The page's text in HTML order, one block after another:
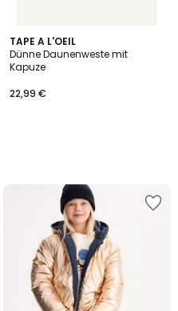
TAPE A L'OEIL
Dünne Daunenweste mit
Kapuze
22,99 €